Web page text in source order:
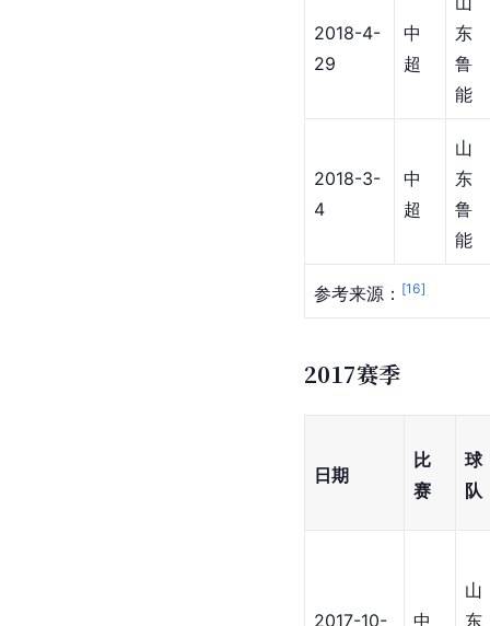
2018-4-
29
中
超
东
鲁
能
2018-3-
4
中
超
山
东
鲁
能
参考来源： [16]
2017赛季
日期
比
赛
球
队
2017-10-
中
山
东